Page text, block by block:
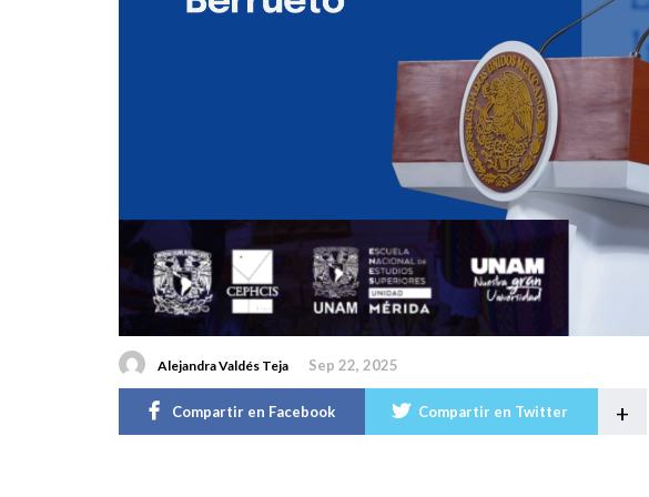
Alejandra Valdés Teja Sep 22, 2025
Compartir en Facebook Compartir en Twitter +